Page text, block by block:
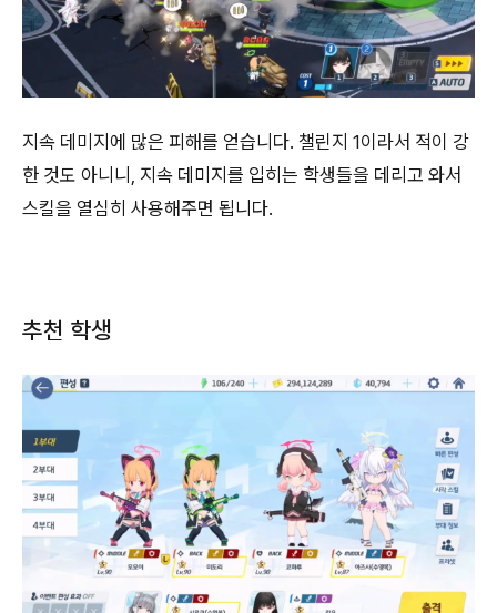
지속 데미지에 많은 피해를 얻습니다. 챌린지 1이라서 적이 강
한 것도 아니니, 지속 데미지를 입히는 학생들을 데리고 와서
스킬을 열심히 사용해주면 됩니다.
추천 학생